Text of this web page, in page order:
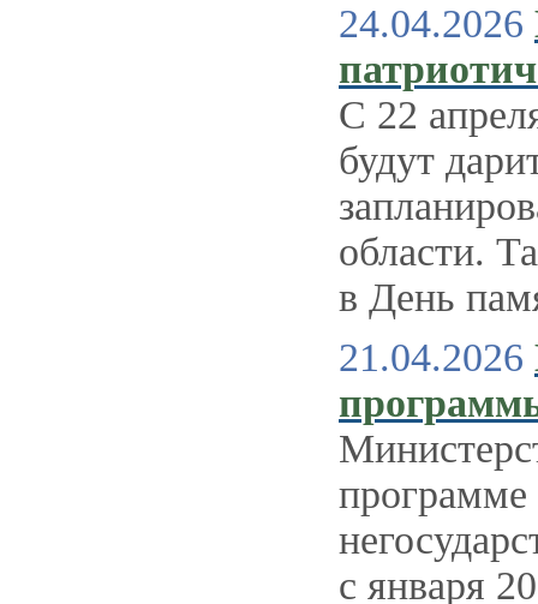
24.04.2026
С 22
будут
области.
в День
21.04.2026
с января